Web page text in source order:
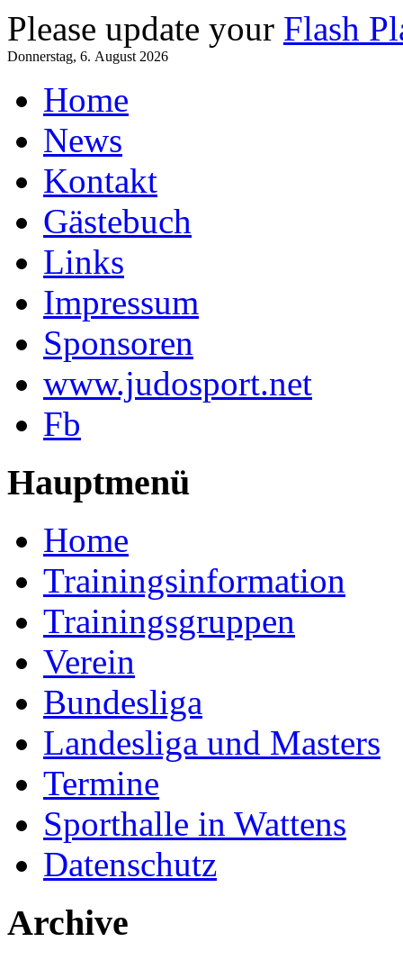
Please update your Flash
Donnerstag, 6. August 2026
Home
News
Kontakt
Gästebuch
Links
Impressum
Sponsoren
www.judosport.net
Fb
Hauptmenü
Home
Trainingsinformation
Trainingsgruppen
Verein
Bundesliga
Landesliga und Masters
Termine
Sporthalle in Wattens
Datenschutz
Archive